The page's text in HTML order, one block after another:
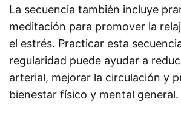
La secuencia también incluye
meditación para promover la
el estrés. Practicar esta
regularidad puede ayudar a
arterial, mejorar la circulación y
bienestar físico y mental general.